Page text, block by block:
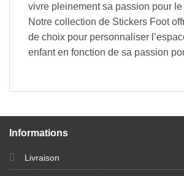
vivre pleinement sa passion pour
Notre collection de Stickers Foot
de choix pour personnaliser
enfant en fonction de sa passion
Informations
Livraison